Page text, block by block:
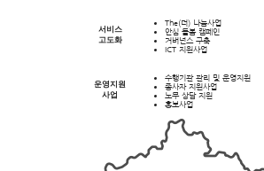
서비스
고도화
The(더) 나눔사업
안심 돌봄 캠페인
거버넌스 구축
ICT 지원사업
운영지원
사업
수행기관 관리 및 운영지원
종사자 지원사업
노무 상담 지원
홍보사업